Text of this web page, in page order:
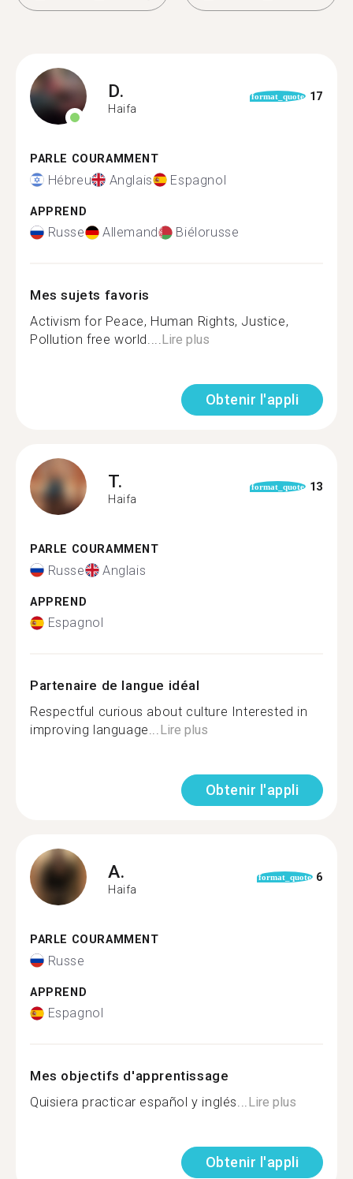
D.
Haifa
format_quote 17
PARLE COURAMMENT
Hébreu Anglais Espagnol
APPREND
Russe Allemand Biélorusse
Mes sujets favoris
Activism for Peace, Human Rights, Justice,
Pollution free world....Lire plus
Obtenir l'appli
T.
Haifa
format_quote 13
PARLE COURAMMENT
Russe Anglais
APPREND
Espagnol
Partenaire de langue idéal
Respectful curious about culture Interested in
improving language...Lire plus
Obtenir l'appli
A.
Haifa
format_quote 6
PARLE COURAMMENT
Russe
APPREND
Espagnol
Mes objectifs d'apprentissage
Quisiera practicar español y inglés...Lire plus
Obtenir l'appli